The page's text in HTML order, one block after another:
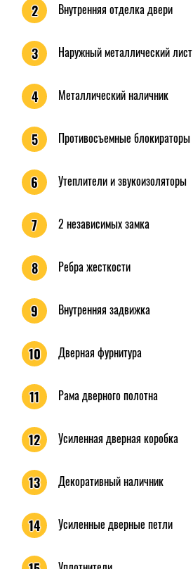
2 Внутренняя отделка двери
3 Наружный металлический лист
4 Металлический наличник
5 Противосъемные блокираторы
6 Утеплители и звукоизоляторы
7 2 независимых замка
8 Ребра жесткости
9 Внутренняя задвижка
10 Дверная фурнитура
11 Рама дверного полотна
12 Усиленная дверная коробка
13 Декоративный наличник
14 Усиленные дверные петли